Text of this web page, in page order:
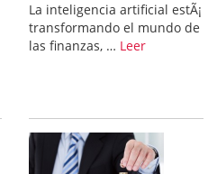
La inteligencia artificial estÃ¡
transformando el mundo de
las finanzas, … Leer